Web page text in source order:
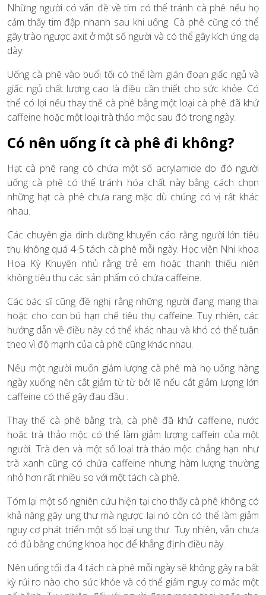
Những người có vấn đề về tim có thể tránh cà phê nếu họ
cảm thấy tim đập nhanh sau khi uống. Cà phê cũng có thể
gây trào ngược axit ở một số người và có thể gây kích ứng dạ
dày.
Uống cà phê vào buổi tối có thể làm gián đoạn giấc ngủ và
giấc ngủ chất lượng cao là điều cần thiết cho sức khỏe. Có
thể có lợi nếu thay thế cà phê bằng một loại cà phê đã khử
caffeine hoặc một loại trà thảo mộc sau đó trong ngày.
Có nên uống ít cà phê đi không?
Hạt cà phê rang có chứa một số acrylamide do đó người
uống cà phê có thể tránh hóa chất này bằng cách chọn
những hạt cà phê chưa rang mặc dù chúng có vị rất khác
nhau.
Các chuyên gia dinh dưỡng khuyến cáo rằng người lớn tiêu
thụ không quá 4-5 tách cà phê mỗi ngày. Học viện Nhi khoa
Hoa Kỳ Khuyên nhủ rằng trẻ em hoặc thanh thiếu niên
không tiêu thụ các sản phẩm có chứa caffeine.
Các bác sĩ cũng đề nghị rằng những người đang mang thai
hoặc cho con bú hạn chế tiêu thụ caffeine. Tuy nhiên, các
hướng dẫn về điều này có thể khác nhau và khó có thể tuân
theo vì độ mạnh của cà phê cũng khác nhau.
Nếu một người muốn giảm lượng cà phê mà họ uống hàng
ngày xuống nên cắt giảm từ từ bởi lẽ nếu cắt giảm lượng lớn
caffeine có thể gây đau đầu .
Thay thế cà phê bằng trà, cà phê đã khử caffeine, nước
hoặc trà thảo mộc có thể làm giảm lượng caffein của một
người. Trà đen và một số loại trà thảo mộc chẳng hạn như
trà xanh cũng có chứa caffeine nhưng hàm lượng thường
nhỏ hơn rất nhiều so với một tách cà phê.
Tóm lại một số nghiên cứu hiện tại cho thấy cà phê không có
khả năng gây ung thư mà ngược lại nó còn có thể làm giảm
nguy cơ phát triển một số loại ung thư. Tuy nhiên, vẫn chưa
có đủ bằng chứng khoa học để khẳng định điều này.
Nên uống tối đa 4 tách cà phê mỗi ngày sẽ không gây ra bất
kỳ rủi ro nào cho sức khỏe và có thể giảm nguy cơ mắc một